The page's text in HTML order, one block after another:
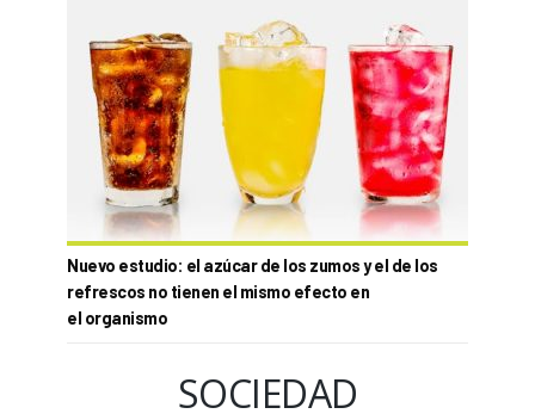
Nuevo estudio: el azúcar de los zumos y el de los
refrescos no tienen el mismo efecto en
el organismo
SOCIEDAD